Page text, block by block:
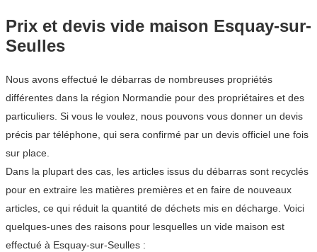
Prix et devis vide maison Esquay-sur-
Seulles
Nous avons effectué le débarras de nombreuses propriétés
différentes dans la région Normandie pour des propriétaires et des
particuliers. Si vous le voulez, nous pouvons vous donner un devis
précis par téléphone, qui sera confirmé par un devis officiel une fois
sur place.
Dans la plupart des cas, les articles issus du débarras sont recyclés
pour en extraire les matières premières et en faire de nouveaux
articles, ce qui réduit la quantité de déchets mis en décharge. Voici
quelques-unes des raisons pour lesquelles un vide maison est
effectué à Esquay-sur-Seulles :